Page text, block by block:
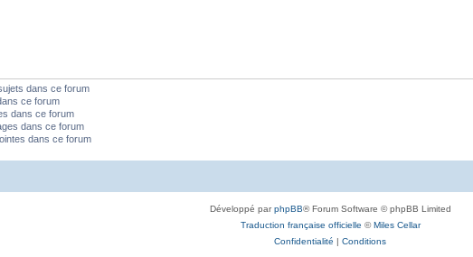
dans ce forum
ce forum
dans ce forum
dans ce forum
dans ce forum
Développé parphpBB® Forum Software © phpBB Limited
Traduction française officielle ©Miles Cellar
Confidentialité | Conditions